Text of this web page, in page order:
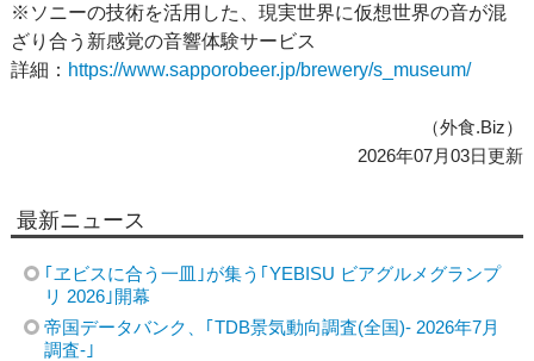
※ソニーの技術を活用した、現実世界に仮想世界の音が混
ざり合う新感覚の音響体験サービス
詳細： https://www.sapporobeer.jp/brewery/s_museum/
（外食.Biz）
2026年07月03日更新
最新ニュース
｢ヱビスに合う一皿｣が集う｢YEBISU ビアグルメグランプ
リ 2026｣開幕
帝国データバンク、｢TDB景気動向調査(全国)- 2026年7月
調査-｣